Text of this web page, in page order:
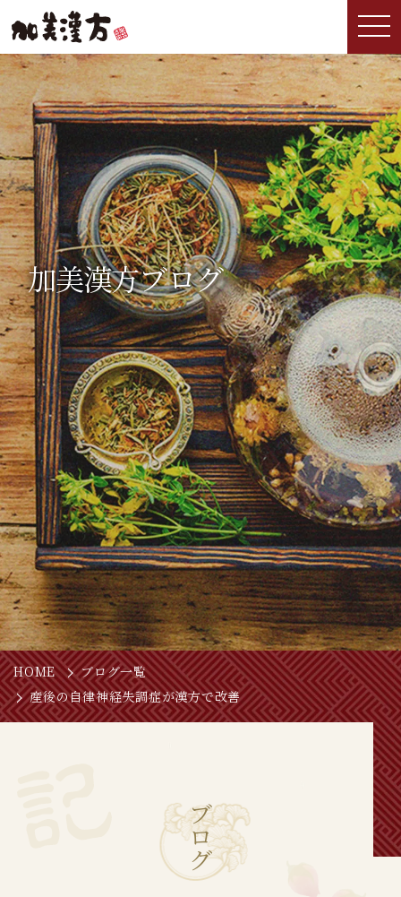
加美漢方ブログ
HOME
ブログ一覧
産後の自律神経失調症が漢方で改善
ブ
ロ
グ